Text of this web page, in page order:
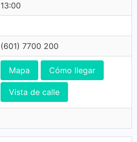
13:00
(601) 7700 200
Mapa Cómo llegar
Vista de calle